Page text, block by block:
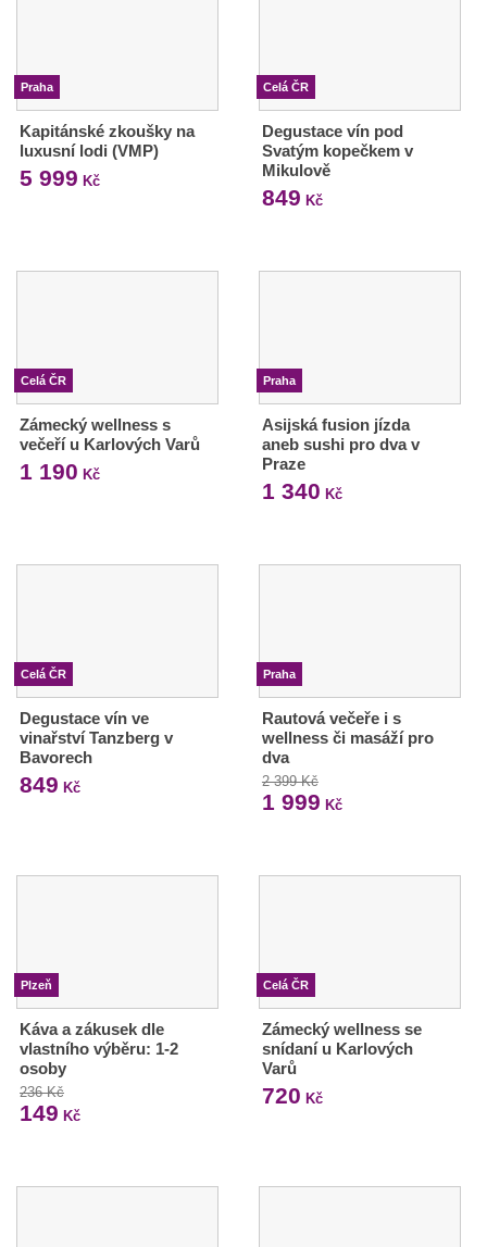
Praha
Kapitánské zkoušky na
luxusní lodi (VMP)
5 999 Kč
Celá ČR
Degustace vín pod
Svatým kopečkem v
Mikulově
849 Kč
Celá ČR
Zámecký wellness s
večeří u Karlových Varů
1 190 Kč
Praha
Asijská fusion jízda
aneb sushi pro dva v
Praze
1 340 Kč
Celá ČR
Degustace vín ve
vinařství Tanzberg v
Bavorech
849 Kč
Praha
Rautová večeře i s
wellness či masáží pro
dva
2 399 Kč
1 999 Kč
Plzeň
Káva a zákusek dle
vlastního výběru: 1-2
osoby
236 Kč
149 Kč
Celá ČR
Zámecký wellness se
snídaní u Karlových
Varů
720 Kč